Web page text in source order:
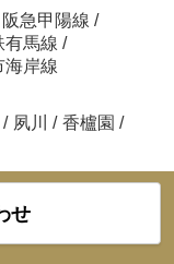
阪急甲陽線 /
有馬線 /
海岸線
/ 夙川 / 香櫨園 /
せ